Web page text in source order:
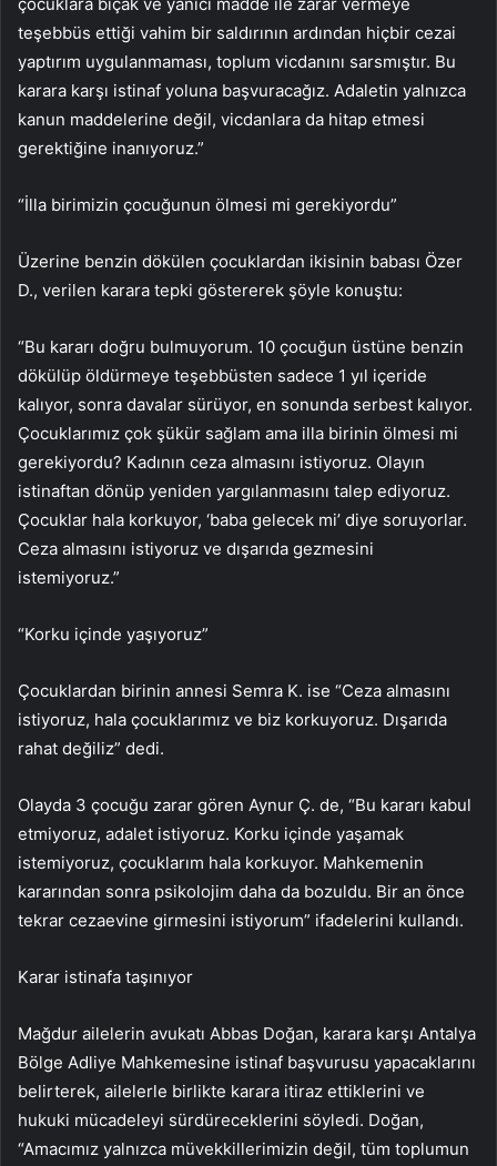
teşebbüs ettiği vahim bir saldırının ardından hiçbir cezai
yaptırım uygulanmaması, toplum vicdanını sarsmıştır. Bu
karara karşı istinaf yoluna başvuracağız. Adaletin yalnızca
kanun maddelerine değil, vicdanlara da hitap etmesi
gerektiğine inanıyoruz.”
“İlla birimizin çocuğunun ölmesi mi gerekiyordu”
Üzerine benzin dökülen çocuklardan ikisinin babası Özer
D., verilen karara tepki göstererek şöyle konuştu:
“Bu kararı doğru bulmuyorum. 10 çocuğun üstüne benzin
dökülüp öldürmeye teşebbüsten sadece 1 yıl içeride
kalıyor, sonra davalar sürüyor, en sonunda serbest kalıyor.
Çocuklarımız çok şükür sağlam ama illa birinin ölmesi mi
gerekiyordu? Kadının ceza almasını istiyoruz. Olayın
istinaftan dönüp yeniden yargılanmasını talep ediyoruz.
Çocuklar hala korkuyor, ‘baba gelecek mi’ diye soruyorlar.
Ceza almasını istiyoruz ve dışarıda gezmesini
istemiyoruz.”
“Korku içinde yaşıyoruz”
Çocuklardan birinin annesi Semra K. ise “Ceza almasını
istiyoruz, hala çocuklarımız ve biz korkuyoruz. Dışarıda
rahat değiliz” dedi.
Olayda 3 çocuğu zarar gören Aynur Ç. de, “Bu kararı kabul
etmiyoruz, adalet istiyoruz. Korku içinde yaşamak
istemiyoruz, çocuklarım hala korkuyor. Mahkemenin
kararından sonra psikolojim daha da bozuldu. Bir an önce
tekrar cezaevine girmesini istiyorum” ifadelerini kullandı.
Karar istinafa taşınıyor
Mağdur ailelerin avukatı Abbas Doğan, karara karşı Antalya
Bölge Adliye Mahkemesine istinaf başvurusu yapacaklarını
belirterek, ailelerle birlikte karara itiraz ettiklerini ve
hukuki mücadeleyi sürdüreceklerini söyledi. Doğan,
“Amacımız yalnızca müvekkillerimizin değil, tüm toplumun